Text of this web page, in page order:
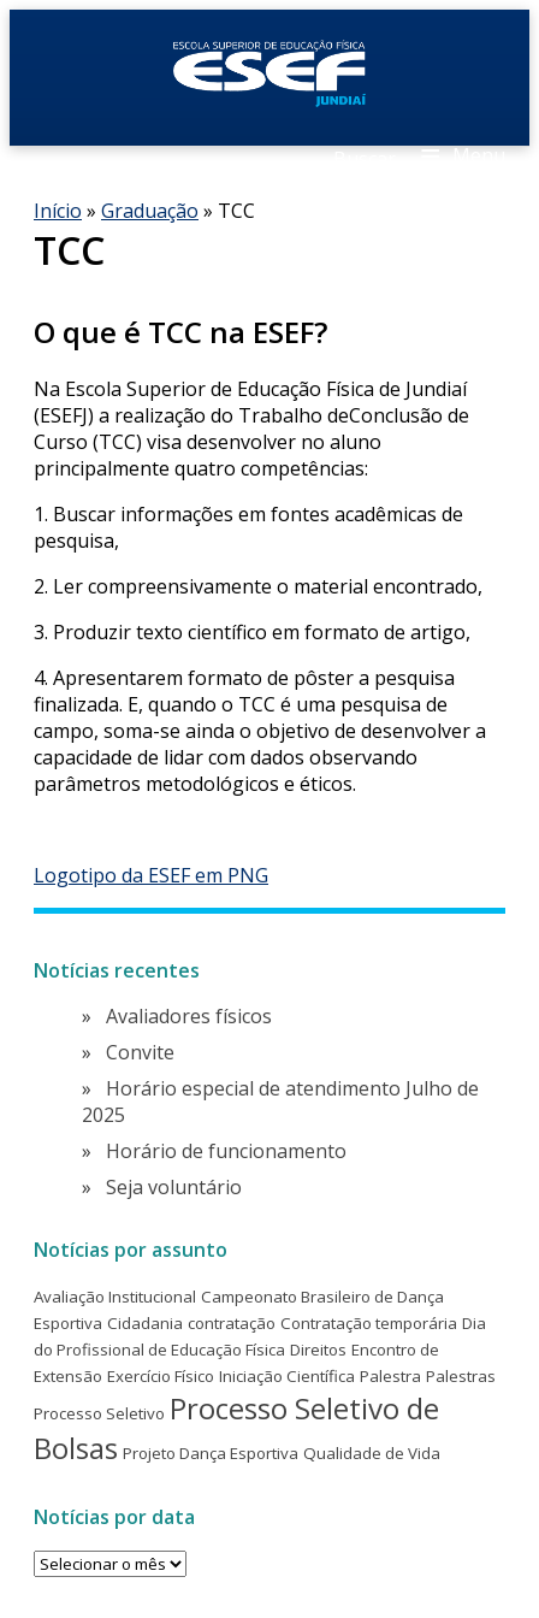
≡ Menu
Início » Graduação » TCC
TCC
O que é TCC na ESEF?
Na Escola Superior de Educação Física de Jundiaí
(ESEFJ) a realização do Trabalho deConclusão de
Curso (TCC) visa desenvolver no aluno
principalmente quatro competências:
1. Buscar informações em fontes acadêmicas de
pesquisa,
2. Ler compreensivamente o material encontrado,
3. Produzir texto científico em formato de artigo,
4. Apresentarem formato de pôster a pesquisa
finalizada. E, quando o TCC é uma pesquisa de
campo, soma-se ainda o objetivo de desenvolver a
capacidade de lidar com dados observando
parâmetros metodológicos e éticos.
Logotipo da ESEF em PNG
Notícias recentes
Avaliadores físicos
Convite
Horário especial de atendimento Julho de
2025
Horário de funcionamento
Seja voluntário
Notícias por assunto
Avaliação Institucional Campeonato Brasileiro de Dança
Esportiva Cidadania contratação Contratação temporária Dia
do Profissional de Educação Física Direitos Encontro de
Extensão Exercício Físico Iniciação Científica Palestra Palestras
Processo Seletivo Processo Seletivo de
Bolsas Projeto Dança Esportiva Qualidade de Vida
Notícias por data
Notícias